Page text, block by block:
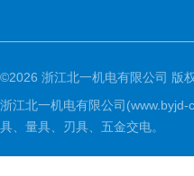
©2026 浙江北一机电有限公司 版
浙江北一机电有限公司
具、量具、刃具、五金交电。